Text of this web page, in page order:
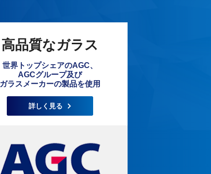
高品質なガラス
世界トップシェアのAGC、
AGCグループ及び
ガラスメーカーの製品を使用
詳しく見る